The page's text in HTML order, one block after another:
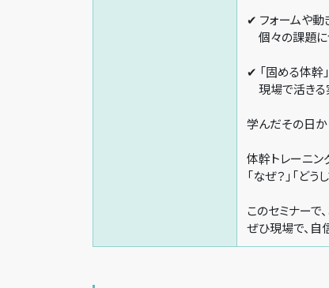
✔ フォームや動
個々の課題に
✔ 「固める体幹
現場で活きる
学んだその日か
体幹トレーニン
「なぜ？」「ど
このセミナーで
ぜひ現場で、自